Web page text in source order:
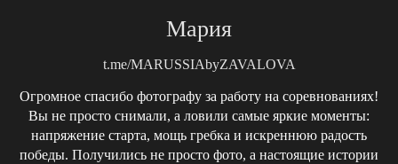
Мария
t.me/MARUSSIAbyZAVALOVA
Огромное спасибо фотографу за работу на соревнованиях!
Вы не просто снимали, а ловили самые яркие моменты:
напряжение старта, мощь гребка и искреннюю радость
победы. Получились не просто фото, а настоящие истории